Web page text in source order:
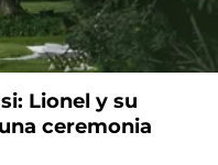
Lionel y su
ceremonia